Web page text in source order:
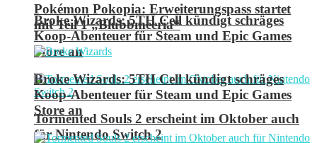
Broke Wizards: 5TH Cell kündigt schräges
Koop-Abenteuer für Steam und Epic Games
Store an
Tormented Souls 2 erscheint im Oktober auch
für Nintendo Switch 2
Pokémon Pokopia: Erweiterungspass startet
mit Teil 1 „Blubbmeeria“
Broke Wizards: 5TH Cell kündigt schräges
Koop-Abenteuer für Steam und Epic Games
Store an